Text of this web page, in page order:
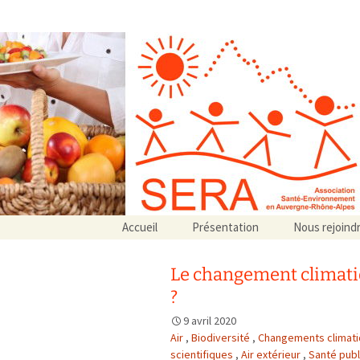
Aller
au
Accueil Présentation
Associations partenaires
Nous
Le changement
?
9 avril 2020
Air , Biodiversité , Changements
scientifiques , Air extérieur , Santé